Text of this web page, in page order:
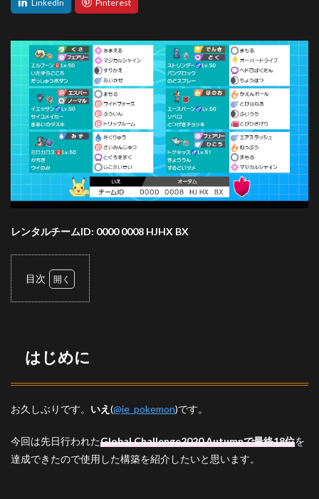
レンタルチームID: 0000 0008 HJHX BX
目次
構築
構成
エル
フー
はじめに
お久しぶりです。 いえ (@ie_pokemon)です。
今回は先日行われたGlobal Challenge2020 Autumnで最終18位を
達成できたので使用した構築を紹介したいと思います。